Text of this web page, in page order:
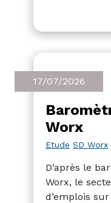
17/07/2026
Worx
Etude SD Worx
D’après le
Worx, le
d’emplois